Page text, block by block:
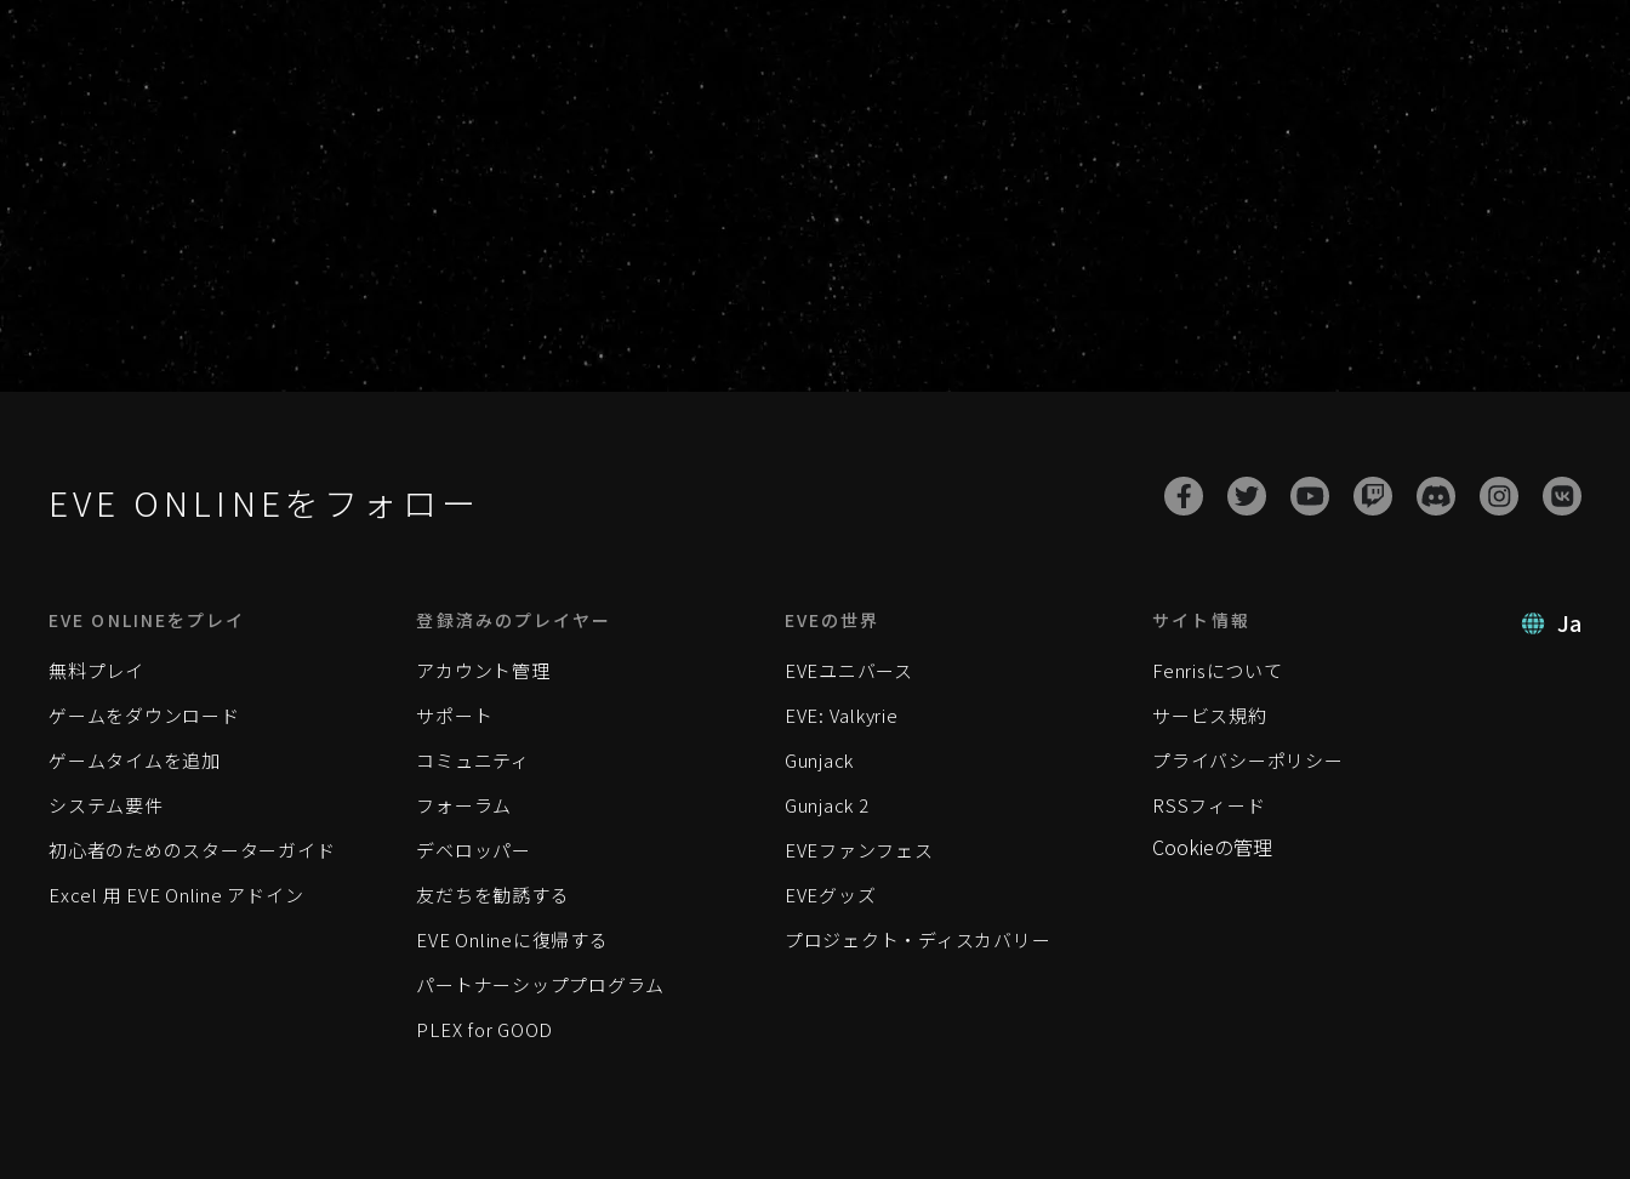
EVE ONLINEをフォロー
Ja
EVE ONLINEをプレイ
無料プレイ
ゲームをダウンロード
ゲームタイムを追加
システム要件
初心者のためのスターターガイド
Excel 用 EVE Online アドイン
登録済みのプレイヤー
アカウント管理
サポート
コミュニティ
フォーラム
デベロッパー
友だちを勧誘する
EVE Onlineに復帰する
パートナーシッププログラム
PLEX for GOOD
EVEの世界
EVEユニバース
EVE: Valkyrie
Gunjack
Gunjack 2
EVEファンフェス
EVEグッズ
プロジェクト・ディスカバリー
サイト情報
Fenrisについて
サービス規約
プライバシーポリシー
RSSフィード
Cookieの管理